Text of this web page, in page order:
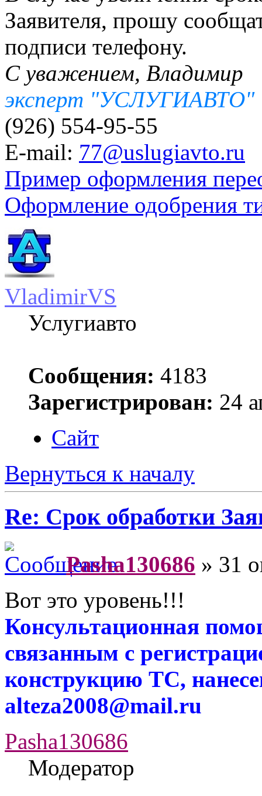
Заявителя, прошу
подписи телефону.
С уважением, Владимир
эксперт "УСЛУГИАВТО"
(926) 554-95-55
E-mail: 77@uslugiavto.ru
Пример оформления
Оформление одобрения
VladimirVS
Услугиавто
Сообщения: 4183
Зарегистрирован: 24
Сайт
Вернуться к началу
Re: Срок обработки
Pasha130686 » 31
Вот это уровень!!!
Консультационная
связанным с
конструкцию ТС,
alteza2008@mail.ru
Pasha130686
Модератор